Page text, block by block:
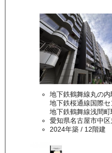
地下鉄鶴舞線丸の
地下鉄桜通線国際
地下鉄鶴舞線浅間
愛知県名古屋市中区
2024年築/ 12階建